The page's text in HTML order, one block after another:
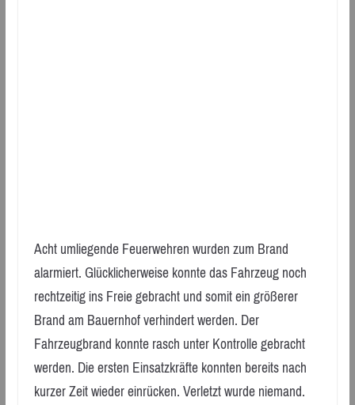
Acht umliegende Feuerwehren wurden zum Brand
alarmiert. Glücklicherweise konnte das Fahrzeug noch
rechtzeitig ins Freie gebracht und somit ein größerer
Brand am Bauernhof verhindert werden. Der
Fahrzeugbrand konnte rasch unter Kontrolle gebracht
werden. Die ersten Einsatzkräfte konnten bereits nach
kurzer Zeit wieder einrücken. Verletzt wurde niemand.